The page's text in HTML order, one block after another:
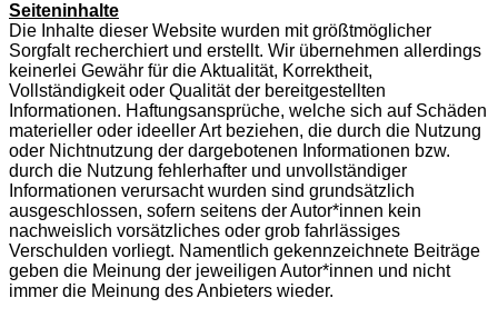
Seiteninhalte
Die Inhalte dieser Website wurden mit größtmöglicher
Sorgfalt recherchiert und erstellt. Wir übernehmen allerdings
keinerlei Gewähr für die Aktualität, Korrektheit,
Vollständigkeit oder Qualität der bereitgestellten
Informationen. Haftungsansprüche, welche sich auf Schäden
materieller oder ideeller Art beziehen, die durch die Nutzung
oder Nichtnutzung der dargebotenen Informationen bzw.
durch die Nutzung fehlerhafter und unvollständiger
Informationen verursacht wurden sind grundsätzlich
ausgeschlossen, sofern seitens der Autor*innen kein
nachweislich vorsätzliches oder grob fahrlässiges
Verschulden vorliegt. Namentlich gekennzeichnete Beiträge
geben die Meinung der jeweiligen Autor*innen und nicht
immer die Meinung des Anbieters wieder.